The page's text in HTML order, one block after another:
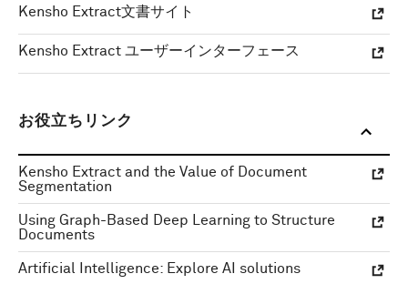
Kensho Extract文書サイト
Kensho Extract ユーザーインターフェース
お役立ちリンク
Kensho Extract and the Value of Document
Segmentation
Using Graph-Based Deep Learning to Structure
Documents
Artificial Intelligence: Explore AI solutions